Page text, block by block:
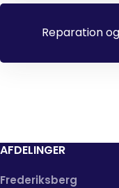
Reparation
AFDELINGER
Frederiksberg